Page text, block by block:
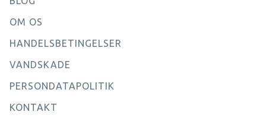
OM OS
HANDELSBETINGELSER
VANDSKADE
PERSONDATAPOLITIK
KONTAKT